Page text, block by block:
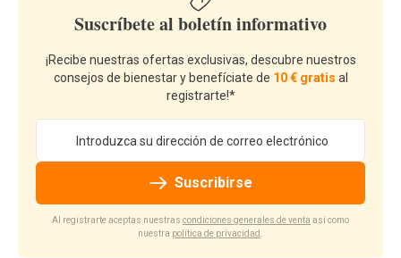
Suscríbete al boletín informativo
¡Recibe nuestras ofertas exclusivas, descubre nuestros
consejos de bienestar y benefíciate de 10 € gratis al
registrarte!*
Suscribirse
Al registrarte aceptas nuestras condiciones generales de venta así como
nuestra política de privacidad .